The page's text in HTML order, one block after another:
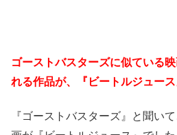
ゴーストバスターズに似ている
れる作品が、『ビートルジュース
『ゴーストバスターズ』と聞い